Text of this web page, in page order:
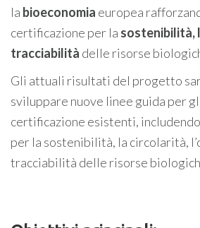
la bioeconomia europea
certificazione per la sostenibilità,
tracciabilità delle risorse
Gli attuali risultati del progetto
sviluppare nuove linee guida per
certificazione esistenti,
per la sostenibilità, la circolarità,
tracciabilità delle risorse